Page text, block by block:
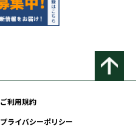
ご利用規約
プライバシーポリシー